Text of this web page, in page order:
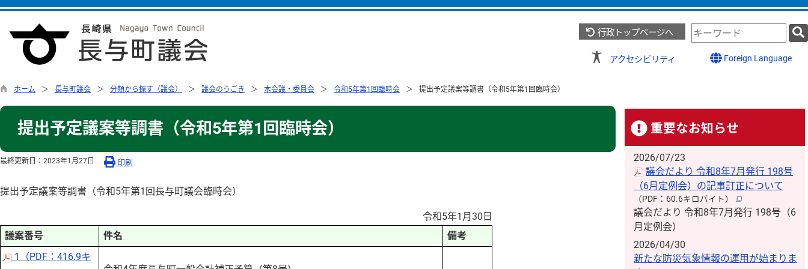
行政トップページへ
検
索
ド
アクセシビリティ Foreign Language
ホーム 長与町議会 分類から探す（議会） 議会のうごき 本会議・委員会 令和5年第1回臨時会 提出予定議案等調書（令和5年第1回臨時会）
提出予定議案等調書（令和5年第1回臨時会）
最終更新日： 2023年1月27日 印刷
提出予定議案等調書（令和5年第1回長与町議会臨時会）
令和5年1月30日
議案番号
件名
備考
1（PDF：416.9キ
重要なお知らせ
2026/07/23
議会だより 令和8年7月発行 198号
（6月定例会）の記事訂正について
（PDF：60.6キロバイト）
議会だより 令和8年7月発行 198号（6
月定例会）
2026/04/30
新たな防災気象情報の運用が始まりま